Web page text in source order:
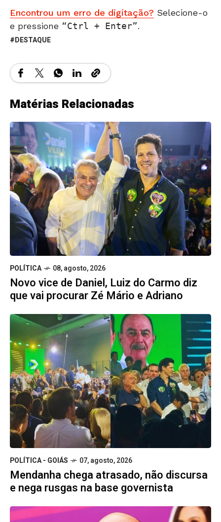
Encontrou um erro de digitação? Selecione-o
e pressione
Ctrl + Enter .
DESTAQUE
Matérias Relacionadas
POLÍTICA 08, agosto, 2026
Novo vice de Daniel, Luiz do Carmo diz
que vai procurar Zé Mário e Adriano
POLÍTICA - GOIÁS 07, agosto, 2026
Mendanha chega atrasado, não discursa
e nega rusgas na base governista